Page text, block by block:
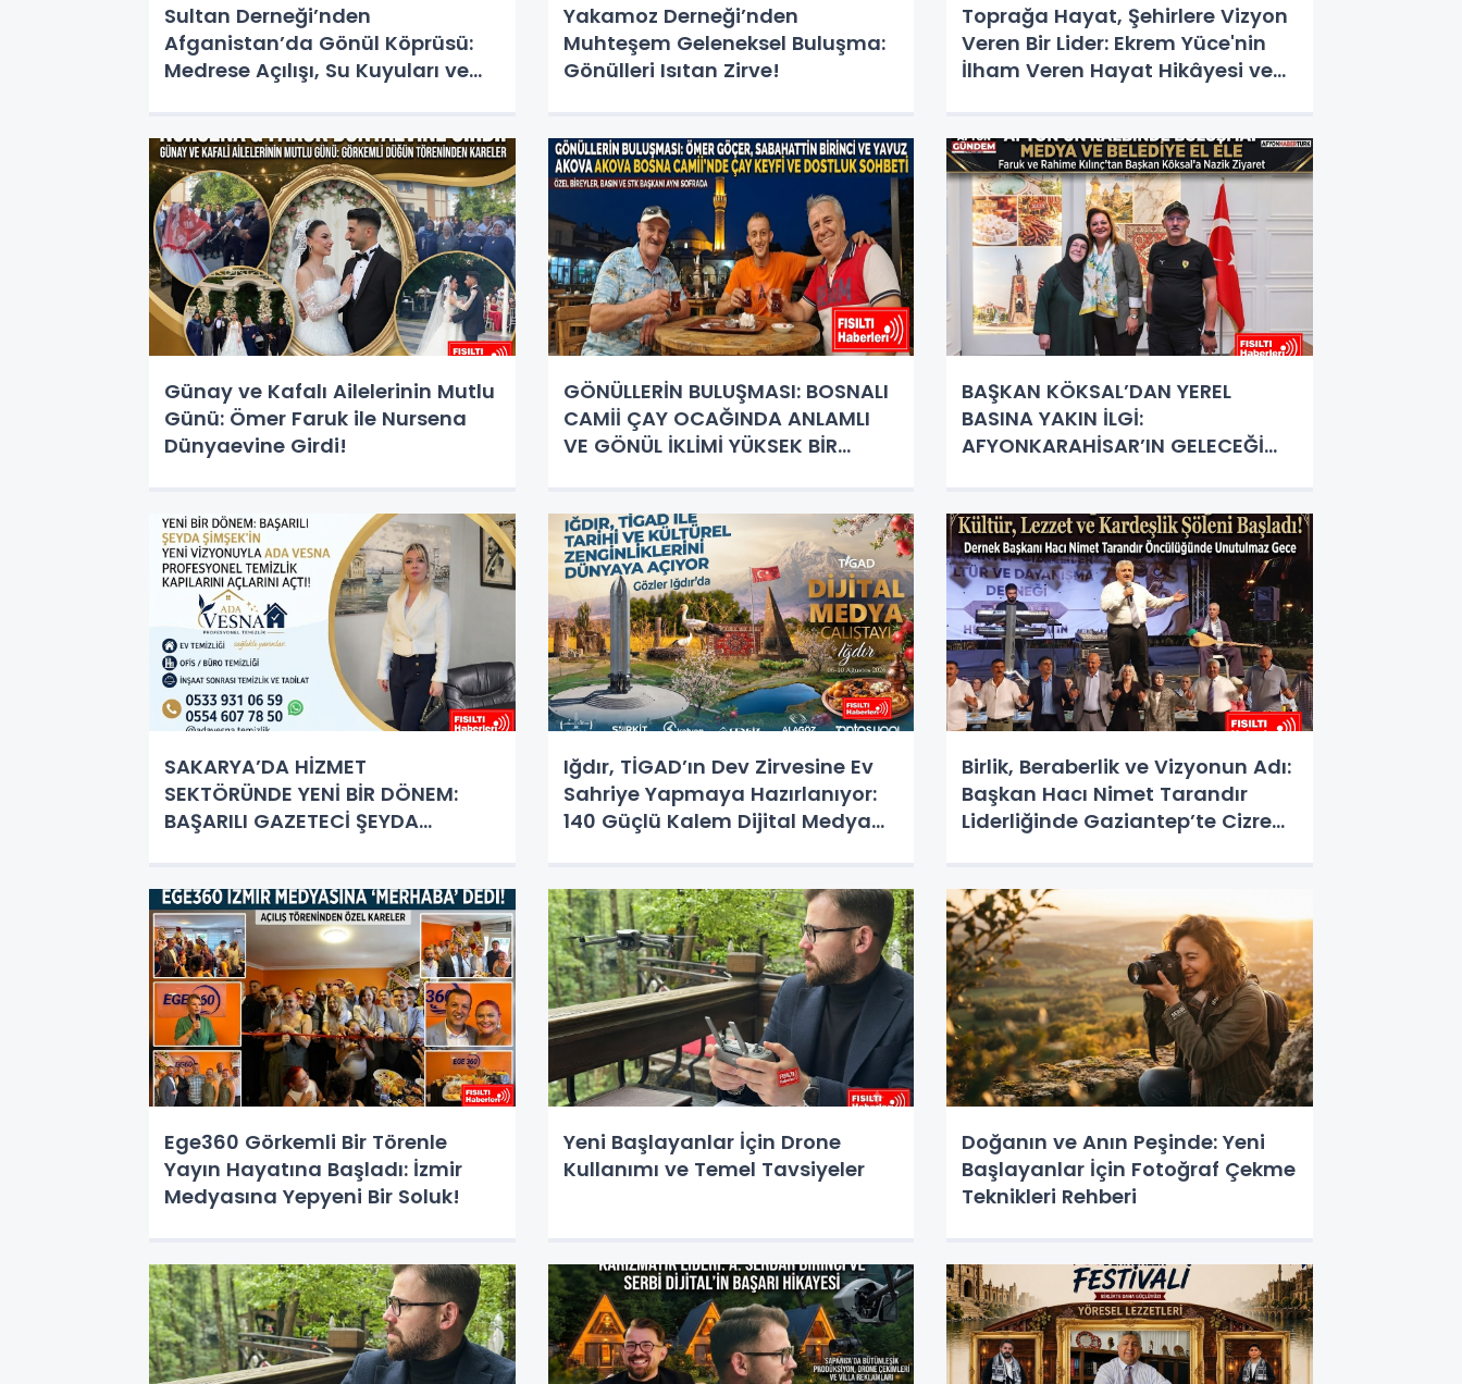
Sultan Derneği’nden
Afganistan’da Gönül Köprüsü:
Medrese Açılışı, Su Kuyuları ve
Yakamoz Derneği’nden
Muhteşem Geleneksel Buluşma:
Gönülleri Isıtan Zirve!
Toprağa Hayat, Şehirlere Vizyon
Veren Bir Lider: Ekrem Yüce'nin
İlham Veren Hayat Hikâyesi ve
Günay ve Kafalı Ailelerinin Mutlu
Günü: Ömer Faruk ile Nursena
Dünyaevine Girdi!
GÖNÜLLERİN BULUŞMASI: BOSNALI
CAMİİ ÇAY OCAĞINDA ANLAMLI
VE GÖNÜL İKLİMİ YÜKSEK BİR
BAŞKAN KÖKSAL’DAN YEREL
BASINA YAKIN İLGİ:
AFYONKARAHİSAR’IN GELECEĞİ
SAKARYA’DA HİZMET
SEKTÖRÜNDE YENİ BİR DÖNEM:
BAŞARILI GAZETECİ ŞEYDA
KAPILARINI AÇTI!
Iğdır, TİGAD’ın Dev Zirvesine Ev
Sahriye Yapmaya Hazırlanıyor:
140 Güçlü Kalem Dijital Medya
Birlik, Beraberlik ve Vizyonun Adı:
Başkan Hacı Nimet Tarandır
Liderliğinde Gaziantep’te Cizre
Ege360 Görkemli Bir Törenle
Yayın Hayatına Başladı: İzmir
Medyasına Yepyeni Bir Soluk!
Yeni Başlayanlar İçin Drone
Kullanımı ve Temel Tavsiyeler
Doğanın ve Anın Peşinde: Yeni
Başlayanlar İçin Fotoğraf Çekme
Teknikleri Rehberi